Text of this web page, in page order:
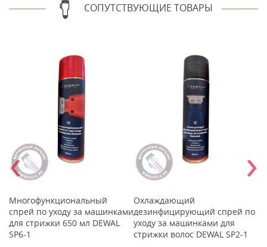
СОПУТСТВУЮЩИЕ ТОВАРЫ
Многофункциональный
спрей по уходу за машинками
для стрижки 650 мл DEWAL
SP6-1
Охлаждающий
дезинфицирующий спрей по
уходу за машинками для
стрижки волос DEWAL SP2-1
‹ ›